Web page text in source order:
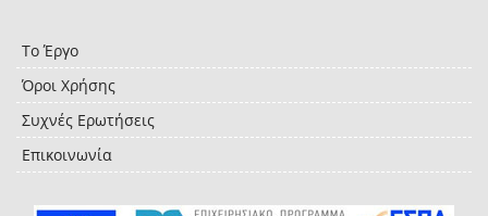
Το Έργο
Όροι Χρήσης
Συχνές Ερωτήσεις
Επικοινωνία